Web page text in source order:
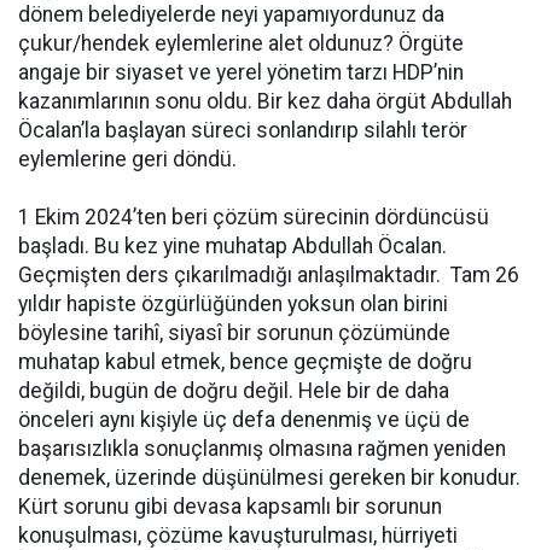
dönem belediyelerde neyi yapamıyordunuz da
çukur/hendek eylemlerine alet oldunuz? Örgüte
angaje bir siyaset ve yerel yönetim tarzı HDP’nin
kazanımlarının sonu oldu. Bir kez daha örgüt Abdullah
Öcalan’la başlayan süreci sonlandırıp silahlı terör
eylemlerine geri döndü.
1 Ekim 2024’ten beri çözüm sürecinin dördüncüsü
başladı. Bu kez yine muhatap Abdullah Öcalan.
Geçmişten ders çıkarılmadığı anlaşılmaktadır. Tam 26
yıldır hapiste özgürlüğünden yoksun olan birini
böylesine tarihî, siyasî bir sorunun çözümünde
muhatap kabul etmek, bence geçmişte de doğru
değildi, bugün de doğru değil. Hele bir de daha
önceleri aynı kişiyle üç defa denenmiş ve üçü de
başarısızlıkla sonuçlanmış olmasına rağmen yeniden
denemek, üzerinde düşünülmesi gereken bir konudur.
Kürt sorunu gibi devasa kapsamlı bir sorunun
konuşulması, çözüme kavuşturulması, hürriyeti